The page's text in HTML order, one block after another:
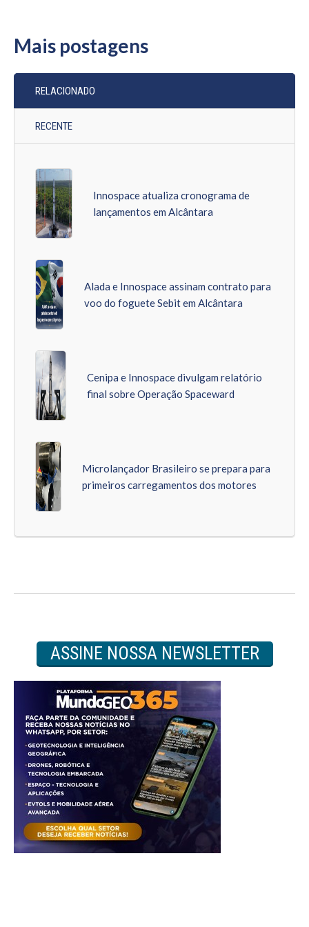
Mais postagens
RELACIONADO
RECENTE
Innospace atualiza cronograma de
lançamentos em Alcântara
Alada e Innospace assinam contrato para
voo do foguete Sebit em Alcântara
Cenipa e Innospace divulgam relatório
final sobre Operação Spaceward
Microlançador Brasileiro se prepara para
primeiros carregamentos dos motores
ASSINE NOSSA NEWSLETTER